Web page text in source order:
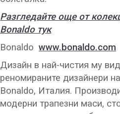
Разгледайте още от
Bonaldo тук
Bonaldo www.bonaldo.com
Дизайн в най-чистия му
реномираните дизайнери
Bonaldo, Италия.
модерни трапезни маси,